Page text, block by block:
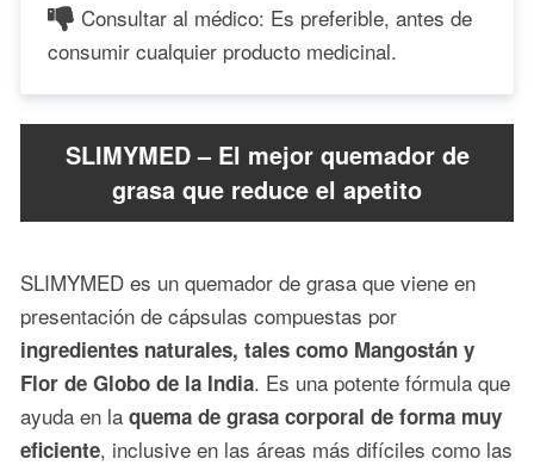
Consultar al médico: Es preferible, antes de
consumir cualquier producto medicinal.
SLIMYMED – El mejor quemador de
grasa que reduce el apetito
SLIMYMED es un quemador de grasa que viene en
presentación de cápsulas compuestas por
ingredientes naturales, tales como Mangostán y
Flor de Globo de la India. Es una potente fórmula que
ayuda en la quema de grasa corporal de forma muy
eficiente, inclusive en las áreas más difíciles como las